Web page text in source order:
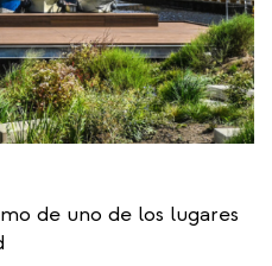
de uno de los lugares